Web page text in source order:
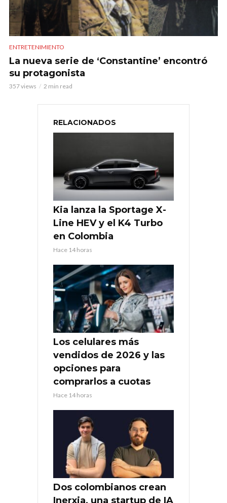
ENTRETENIMIENTO
La nueva serie de ‘Constantine’ encontró
su protagonista
357 views 2 min read
RELACIONADOS
Kia lanza la Sportage X-
Line HEV y el K4 Turbo
en Colombia
Hace 14 horas
Los celulares más
vendidos de 2026 y las
opciones para
comprarlos a cuotas
Hace 14 horas
Dos colombianos crean
Inerxia, una startup de IA